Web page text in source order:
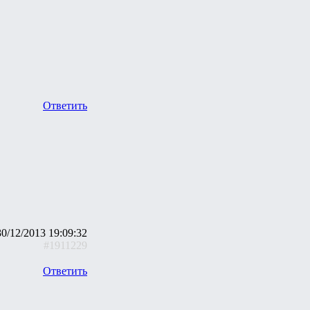
Ответить
12/2013 19:09:32
#1911229
Ответить